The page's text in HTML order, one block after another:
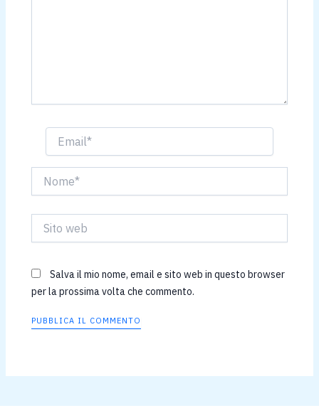
Email*
web
Salva il mio nome, email e sito web in questo browser
per la prossima volta che commento.